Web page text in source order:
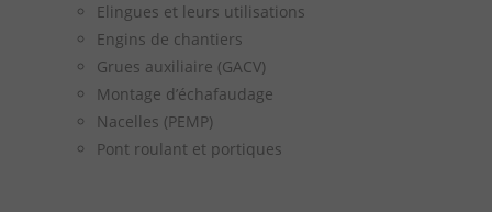
Elingues et leurs utilisations
Engins de chantiers
Grues auxiliaire (GACV)
Montage d’échafaudage
Nacelles (PEMP)
Pont roulant et portiques